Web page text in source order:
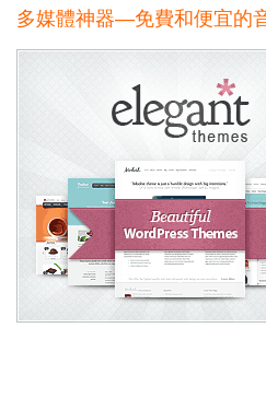
多媒體神器—免費和便宜的